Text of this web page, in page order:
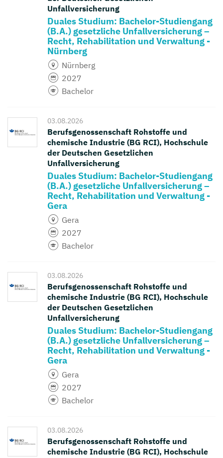
Unfallversicherung
Duales Studium: Bachelor-Studiengang
(B.A.) gesetzliche Unfallversicherung –
Recht, Rehabilitation und Verwaltung -
Nürnberg
Nürnberg
2027
Bachelor
03.08.2026
Berufsgenossenschaft Rohstoffe und
chemische Industrie (BG RCI), Hochschule
der Deutschen Gesetzlichen
Unfallversicherung
Duales Studium: Bachelor-Studiengang
(B.A.) gesetzliche Unfallversicherung –
Recht, Rehabilitation und Verwaltung -
Gera
Gera
2027
Bachelor
03.08.2026
Berufsgenossenschaft Rohstoffe und
chemische Industrie (BG RCI), Hochschule
der Deutschen Gesetzlichen
Unfallversicherung
Duales Studium: Bachelor-Studiengang
(B.A.) gesetzliche Unfallversicherung –
Recht, Rehabilitation und Verwaltung -
Gera
Gera
2027
Bachelor
03.08.2026
Berufsgenossenschaft Rohstoffe und
chemische Industrie (BG RCI), Hochschule